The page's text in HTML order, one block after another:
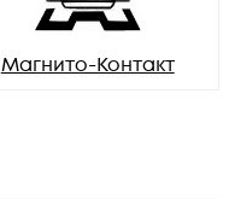
Магнито-Контакт